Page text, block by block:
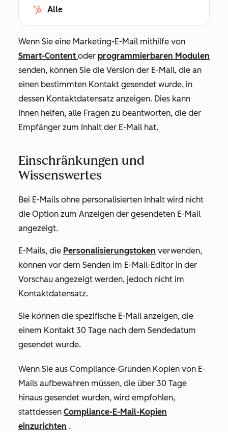
Alle
Wenn Sie eine Marketing-E-Mail mithilfe von
Smart-Content oder programmierbaren Modulen
senden, können Sie die Version der E-Mail, die an
einen bestimmten Kontakt gesendet wurde, in
dessen Kontaktdatensatz anzeigen. Dies kann
Ihnen helfen, alle Fragen zu beantworten, die der
Empfänger zum Inhalt der E-Mail hat.
Einschränkungen und
Wissenswertes
Bei E-Mails ohne personalisierten Inhalt wird nicht
die Option zum Anzeigen der gesendeten E-Mail
angezeigt.
E-Mails, die Personalisierungstoken verwenden,
können vor dem Senden im E-Mail-Editor in der
Vorschau angezeigt werden, jedoch nicht im
Kontaktdatensatz.
Sie können die spezifische E-Mail anzeigen, die
einem Kontakt 30 Tage nach dem Sendedatum
gesendet wurde.
Wenn Sie aus Compliance-Gründen Kopien von E-
Mails aufbewahren müssen, die über 30 Tage
hinaus gesendet wurden, wird empfohlen,
stattdessen Compliance-E-Mail-Kopien
einzurichten .